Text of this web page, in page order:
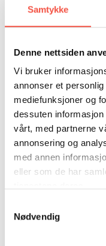
Samtykke
Denne nettsiden
Vi bruker
annonser et
mediefunksjoner og
dessuten
vårt, med partnerne
annonsering og
med annen
eller som de har
Nødvendig
SVART GULL I
ISHAVSMUSEETS VENNER
SAMARBEIDSMUSEUM
BILDEGALLERI
SKULEBESØK
FARGELEGG
ISHAVSQUIZ
FORTELLINGAR
ISFLAKET
DONASJON
KONTAKT
OPNINGSTIDER
Mot 90
Monica
andre opplag.
205 sider, mange
lita rift i